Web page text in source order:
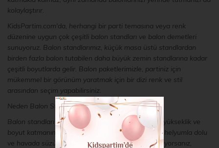
kolaylaştırır.
KidsPartim.com'da, herhangi bir parti temasına veya renk
düzenine uygun çok çeşitli balon standları ve balon demetleri
sunuyoruz. Balon standlarımız, küçük masa üstü standlardan
birden fazla balon tutabilen daha büyük zemin standlarına kadar
çeşitli boyutlarda gelir. Balon paketlerimizle, partiniz için
mükemmel bir görünüm yaratmak için bir dizi renk ve stil
arasından seçim yapabilirsiniz.
Neden Balon Standları Kullanılır?
Balon standları kullanmak, parti dekorunuza biraz yükseklik ve
boyut katmanın harika bir yoludur. Ayrıca, özellikle helyumla dolu
ve havada süzülme eğiliminde olan balonlar kullanıyorsanız,